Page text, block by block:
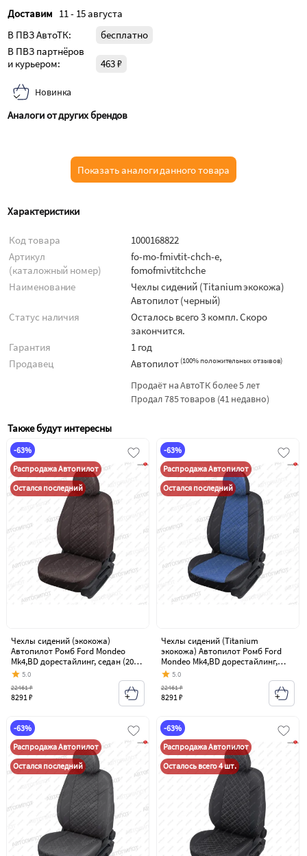
Доставим 11 - 15 августа
В ПВЗ АвтоТК:
бесплатно
В ПВЗ партнёров
и курьером:
463 ₽
Новинка
Аналоги от других брендов
Показать аналоги данного товара
Характеристики
Код товара
1000168822
Артикул
(каталожный номер)
fo-mo-fmivtit-chch-e,
fomofmivtitchche
Наименование
Чехлы сидений (Titanium экокожа)
Автопилот (черный)
Статус наличия
Осталось всего 3 компл. Скоро
закончится.
Гарантия
1 год
Продавец
Автопилот (100% положительных отзывов)
Продаёт на АвтоТК более 5 лет
Продал 785 товаров (41 недавно)
Также будут интересны
-63%
Распродажа Автопилот
Остался последний
Чехлы сидений (экокожа)
Автопилот Ромб Ford Mondeo
Mk4,BD дорестайлинг, седан (2007-
2010)
5.0
8291 ₽
22461 ₽
-63%
Распродажа Автопилот
Остался последний
Чехлы сидений (Titanium
экокожа) Автопилот Ромб Ford
Mondeo Mk4,BD дорестайлинг,
седан (2007-2010)
5.0
8291 ₽
22461 ₽
-63%
Распродажа Автопилот
Остался последний
-63%
Распродажа Автопилот
Осталось всего 4 шт.